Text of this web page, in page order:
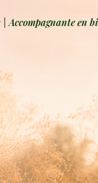
Accompagnante en